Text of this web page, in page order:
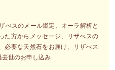
べスのメール鑑定、オーラ解析と
た方からメッセージ、リザべスの
必要な天然石をお届け、リザべス
世のお申し込み